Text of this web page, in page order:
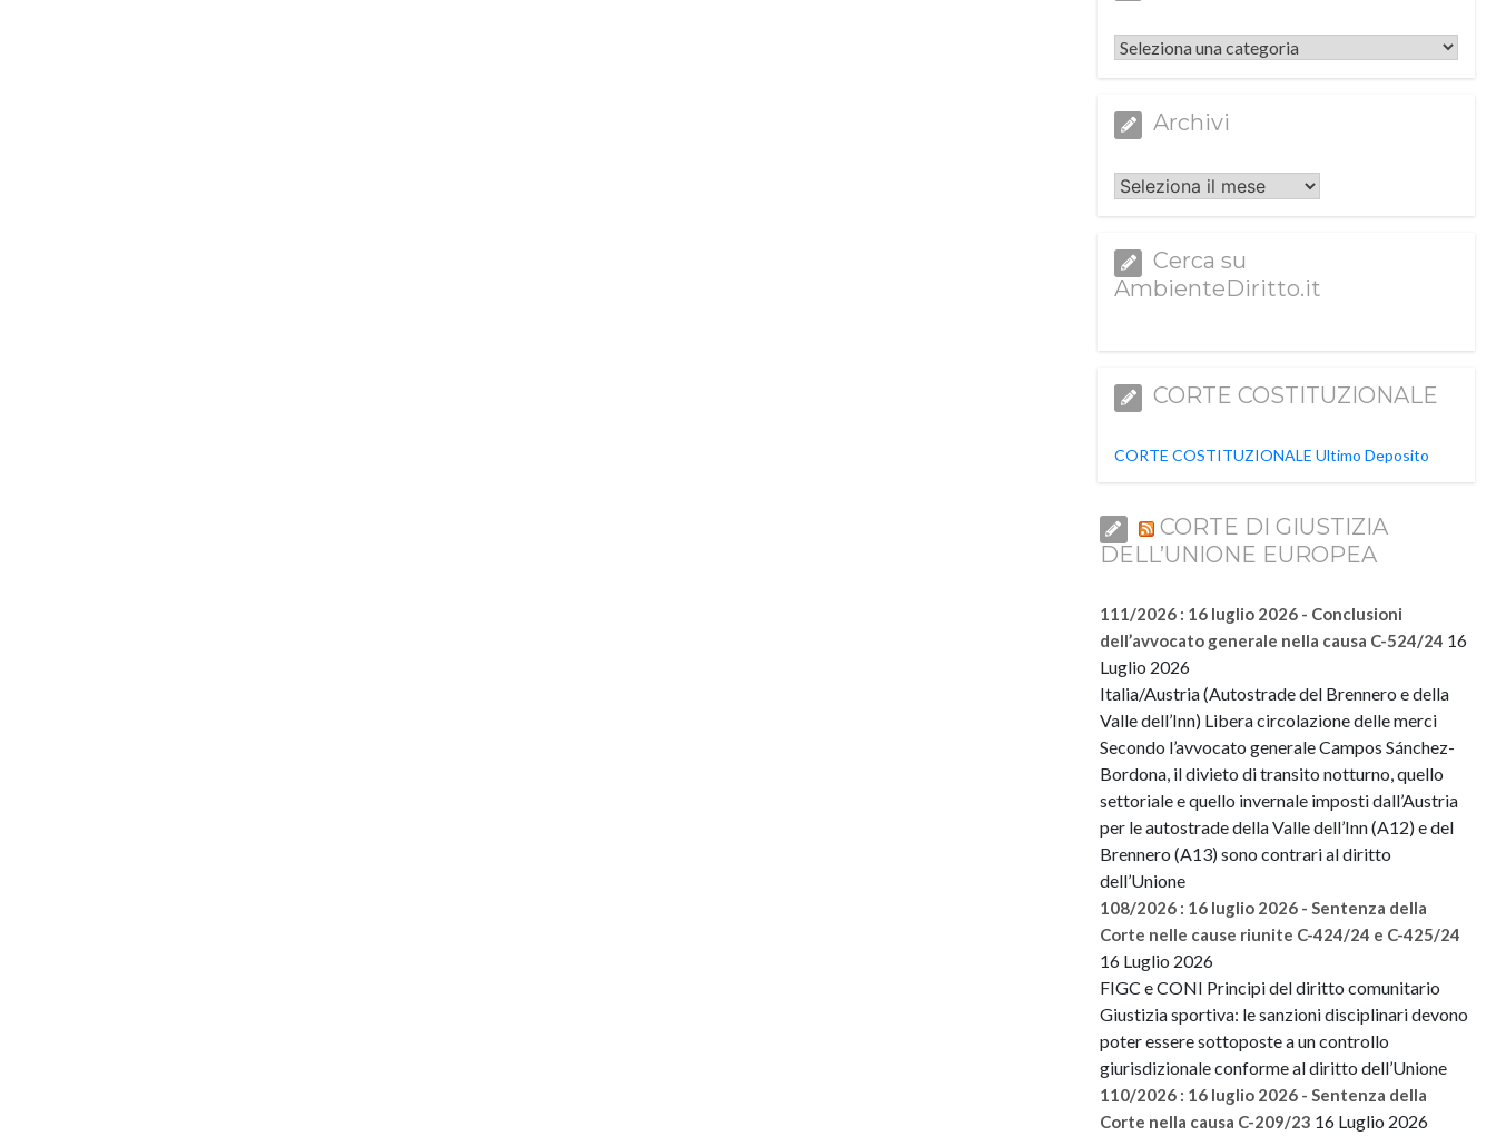
Categorie
Archivi
Archivi
Cerca su
AmbienteDiritto.it
CORTE COSTITUZIONALE
CORTE COSTITUZIONALE Ultimo Deposito
CORTE DI GIUSTIZIA
DELL’UNIONE EUROPEA
111/2026 : 16 luglio 2026 - Conclusioni
dell’avvocato generale nella causa C-524/24 16
Luglio 2026
Italia/Austria (Autostrade del Brennero e della
Valle dell’Inn) Libera circolazione delle merci
Secondo l’avvocato generale Campos Sánchez-
Bordona, il divieto di transito notturno, quello
settoriale e quello invernale imposti dall’Austria
per le autostrade della Valle dell’Inn (A12) e del
Brennero (A13) sono contrari al diritto
dell’Unione
108/2026 : 16 luglio 2026 - Sentenza della
Corte nelle cause riunite C-424/24 e C-425/24
16 Luglio 2026
FIGC e CONI Principi del diritto comunitario
Giustizia sportiva: le sanzioni disciplinari devono
poter essere sottoposte a un controllo
giurisdizionale conforme al diritto dell’Unione
110/2026 : 16 luglio 2026 - Sentenza della
Corte nella causa C-209/23 16 Luglio 2026